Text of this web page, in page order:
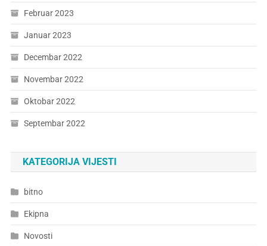
Februar 2023
Januar 2023
Decembar 2022
Novembar 2022
Oktobar 2022
Septembar 2022
KATEGORIJA VIJESTI
bitno
Ekipna
Novosti